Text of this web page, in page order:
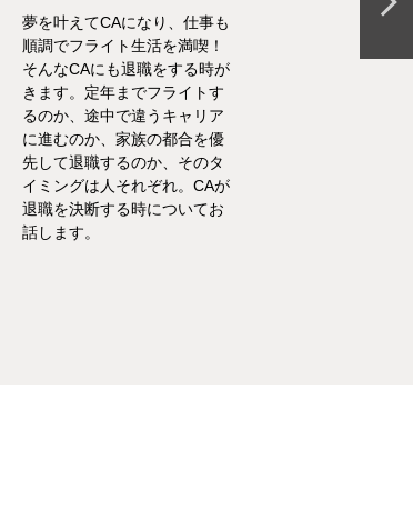
夢を叶えてCAになり、仕事も
順調でフライト生活を満喫！
そんなCAにも退職をする時が
きます。定年までフライトす
るのか、途中で違うキャリア
に進むのか、家族の都合を優
先して退職するのか、そのタ
イミングは人それぞれ。CAが
退職を決断する時についてお
話します。